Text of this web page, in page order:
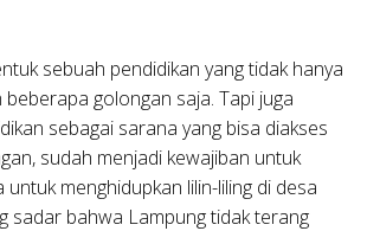
sebuah pendidikan yang tidak hanya
golongan saja. Tapi juga
sebagai sarana yang bisa diakses
sudah menjadi kewajiban untuk
menghidupkan lilin-liling di desa
sadar bahwa Lampung tidak terang